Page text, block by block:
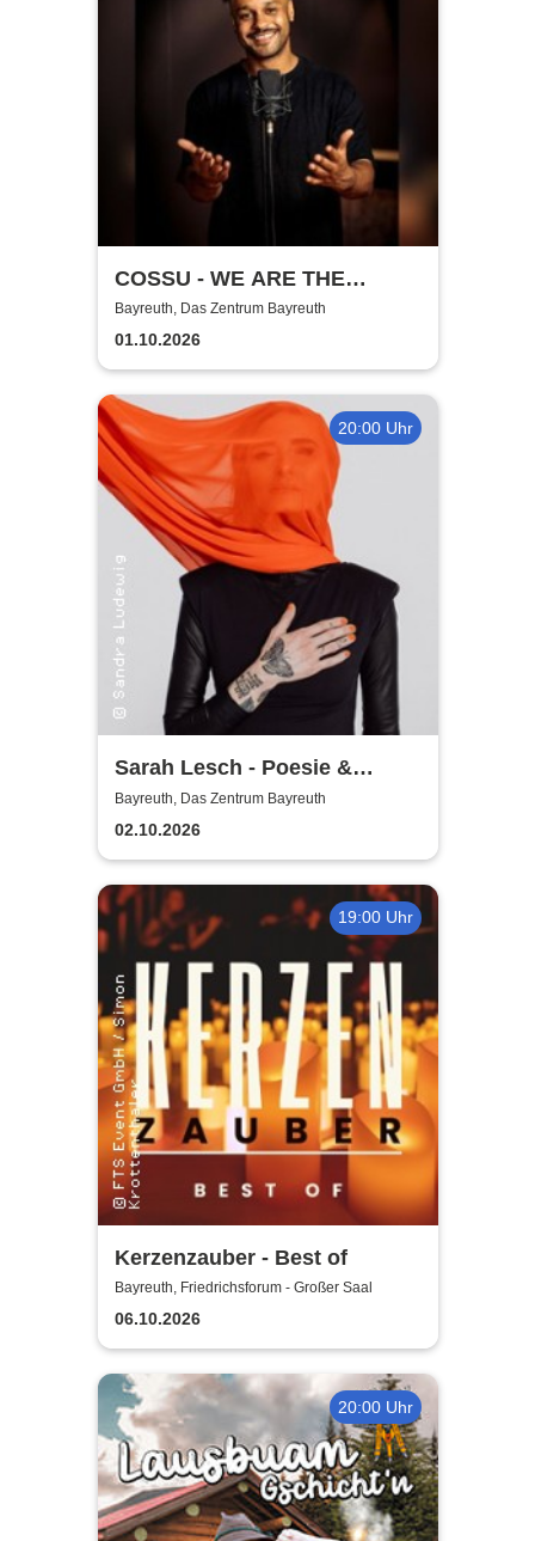
COSSU - WE ARE THE
GERMANS - Stand-Up
Comedy
Bayreuth, Das Zentrum Bayreuth
01.10.2026
20:00 Uhr
Sarah Lesch - Poesie &
Widerstand Tour
Bayreuth, Das Zentrum Bayreuth
02.10.2026
19:00 Uhr
Kerzenzauber - Best of
Bayreuth, Friedrichsforum - Großer Saal
06.10.2026
20:00 Uhr